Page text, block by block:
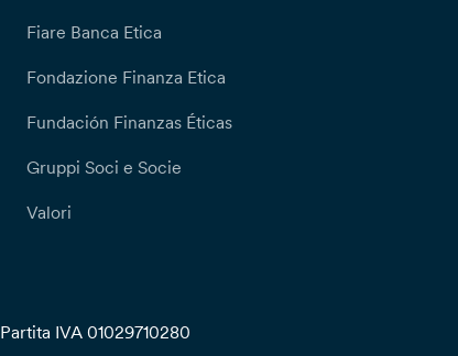
Fiare Banca Etica
Fondazione Finanza Etica
Fundación Finanzas Éticas
Gruppi Soci e Socie
Valori
Partita IVA 01029710280